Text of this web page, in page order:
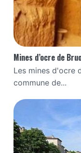
Mines d’ocre de
Les mines d'ocre
commune de...